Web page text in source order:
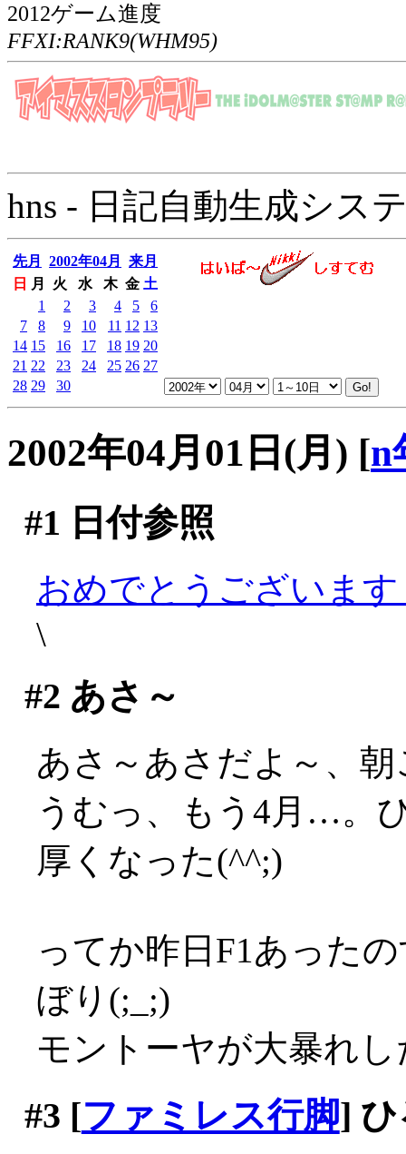
2012ゲーム進度
FFXI:RANK9(WHM95)
hns - 日記自動生成シス
先月 2002年04月
来月
日
月 火 水 木 金 土
1
2 3 4 5
6
7
8 9 10 11 12 13
14 15 16 17 18 19 20
21 22 23 24 25 26 27
28 29 30
2002年04月01日(月) [n
#1 日付参照
おめでとうございま
\
#2 あさ～
あさ～あさだよ～、
うむっ、もう4月…。
厚くなった(^^;)
ってか昨日F1あった
ぼり(;_;)
モントーヤが大暴れ
#3 [ファミレス行脚]